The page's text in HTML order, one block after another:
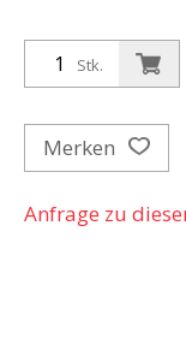
Stk.
Merken
Anfrage zu